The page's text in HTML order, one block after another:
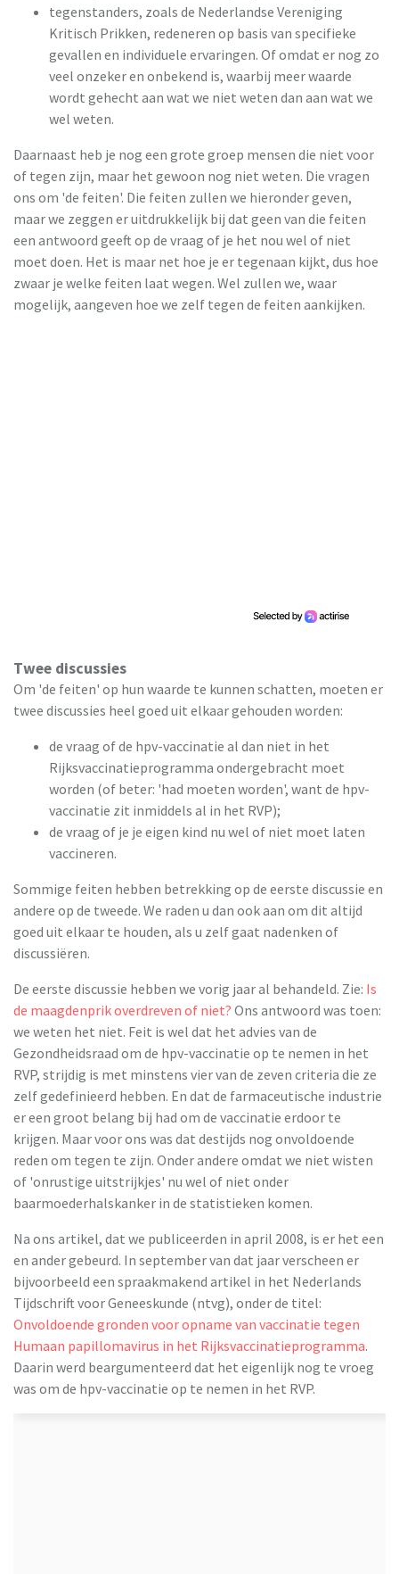
tegenstanders, zoals de Nederlandse Vereniging
Kritisch Prikken, redeneren op basis van specifieke
gevallen en individuele ervaringen. Of omdat er nog zo
veel onzeker en onbekend is, waarbij meer waarde
wordt gehecht aan wat we niet weten dan aan wat we
wel weten.
Daarnaast heb je nog een grote groep mensen die niet voor
of tegen zijn, maar het gewoon nog niet weten. Die vragen
ons om 'de feiten'. Die feiten zullen we hieronder geven,
maar we zeggen er uitdrukkelijk bij dat geen van die feiten
een antwoord geeft op de vraag of je het nou wel of niet
moet doen. Het is maar net hoe je er tegenaan kijkt, dus hoe
zwaar je welke feiten laat wegen. Wel zullen we, waar
mogelijk, aangeven hoe we zelf tegen de feiten aankijken.
Twee discussies
Om 'de feiten' op hun waarde te kunnen schatten, moeten er
twee discussies heel goed uit elkaar gehouden worden:
de vraag of de hpv-vaccinatie al dan niet in het
Rijksvaccinatieprogramma ondergebracht moet
worden (of beter: 'had moeten worden', want de hpv-
vaccinatie zit inmiddels al in het RVP);
de vraag of je je eigen kind nu wel of niet moet laten
vaccineren.
Sommige feiten hebben betrekking op de eerste discussie en
andere op de tweede. We raden u dan ook aan om dit altijd
goed uit elkaar te houden, als u zelf gaat nadenken of
discussiëren.
De eerste discussie hebben we vorig jaar al behandeld. Zie: Is
de maagdenprik overdreven of niet? Ons antwoord was toen:
we weten het niet. Feit is wel dat het advies van de
Gezondheidsraad om de hpv-vaccinatie op te nemen in het
RVP, strijdig is met minstens vier van de zeven criteria die ze
zelf gedefinieerd hebben. En dat de farmaceutische industrie
er een groot belang bij had om de vaccinatie erdoor te
krijgen. Maar voor ons was dat destijds nog onvoldoende
reden om tegen te zijn. Onder andere omdat we niet wisten
of 'onrustige uitstrijkjes' nu wel of niet onder
baarmoederhalskanker in de statistieken komen.
Na ons artikel, dat we publiceerden in april 2008, is er het een
en ander gebeurd. In september van dat jaar verscheen er
bijvoorbeeld een spraakmakend artikel in het Nederlands
Tijdschrift voor Geneeskunde (ntvg), onder de titel:
Onvoldoende gronden voor opname van vaccinatie tegen
Humaan papillomavirus in het Rijksvaccinatieprogramma.
Daarin werd beargumenteerd dat het eigenlijk nog te vroeg
was om de hpv-vaccinatie op te nemen in het RVP.